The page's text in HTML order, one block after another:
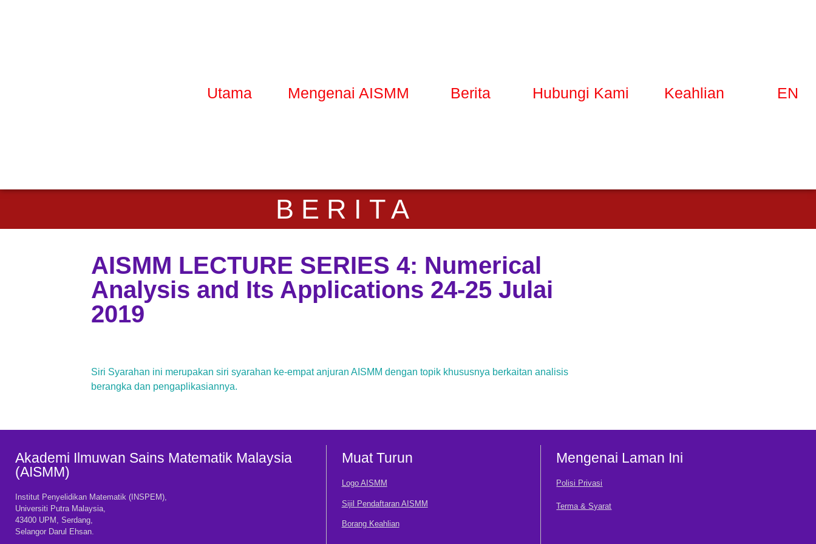
Utama Mengenai AISMM Berita Hubungi Kami Keahlian EN
BERITA
AISMM LECTURE SERIES 4: Numerical
Analysis and Its Applications 24-25 Julai
2019
Siri Syarahan ini merupakan siri syarahan ke-empat anjuran AISMM dengan topik khususnya berkaitan analisis
berangka dan pengaplikasiannya.
Akademi Ilmuwan Sains Matematik Malaysia
(AISMM)
Institut Penyelidikan Matematik (INSPEM),
Universiti Putra Malaysia,
43400 UPM, Serdang,
Selangor Darul Ehsan.
Muat Turun
Logo AISMM
Sijil Pendaftaran AISMM
Borang Keahlian
Mengenai Laman Ini
Polisi Privasi
Terma & Syarat